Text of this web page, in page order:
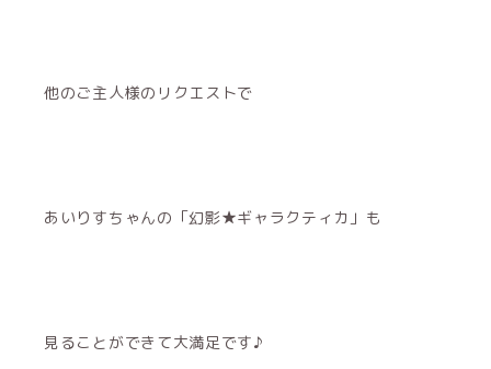
他のご主人様のリクエストで
あいりすちゃんの「幻影★ギャラクティカ」も
見ることができて大満足です♪